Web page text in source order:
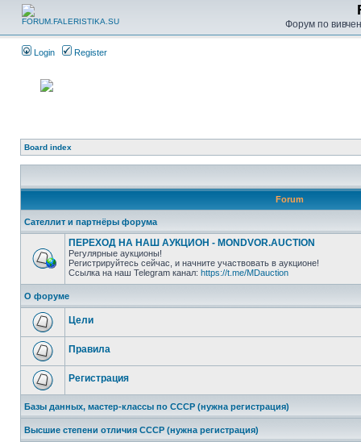
Форум по
Login Register
Board index
Forum
Сателлит и партнёры форума
ПЕРЕХОД НА НАШ АУКЦИОН - MONDVOR.AUCTION
Регулярные аукционы!
Регистрируйтесь сейчас, и начните участвовать в аукционе!
Ссылка на наш Telegram канал: https://t.me/MDauction
О форуме
Цели
Правила
Регистрация
Базы данных, мастер-классы по СССР (нужна регистрация)
Высшие степени отличия СССР (нужна регистрация)